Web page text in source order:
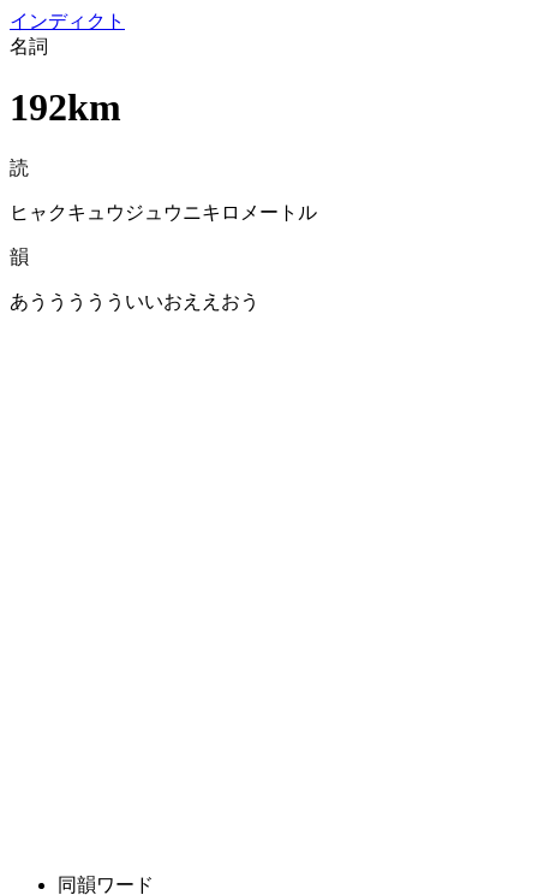
インディクト
名詞
192km
読
ヒャクキュウジュウニキロメートル
韻
あううううういいおええおう
同韻ワード